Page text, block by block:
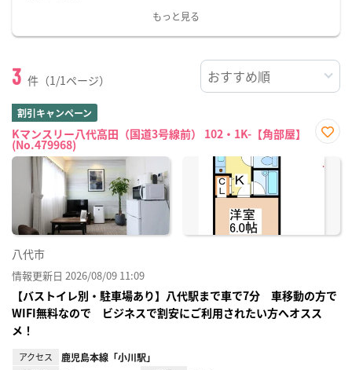
もっと見る
3 件（1/1ページ）
割引キャンペーン
Kマンスリー八代高田（国道3号線前） 102・1K-【角部屋】
(No.479968)
に入
り登
八代市
情報更新日 2026/08/09 11:09
【バストイレ別・駐車場あり】八代駅まで車で7分 車移動の方で
WIFI無料なので ビジネスで割安にご利用されたい方へオスス
メ！
アクセス 鹿児島本線「小川駅」